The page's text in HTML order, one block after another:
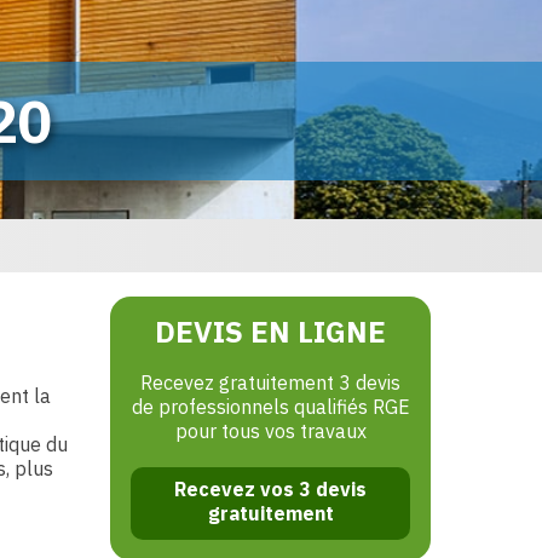
la
du
plus
DEVIS EN LIGNE
Recevez gratuitement 3 devis
de professionnels qualifiés RGE
pour tous vos travaux
Recevez vos 3 devis
gratuitement